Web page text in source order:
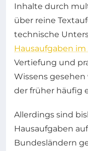
Inhalte durch
über reine
technische
Hausaufgaben im
Vertiefung und
Wissens
der früher häufig
Allerdings sind
Hausaufgaben
Bundesländern